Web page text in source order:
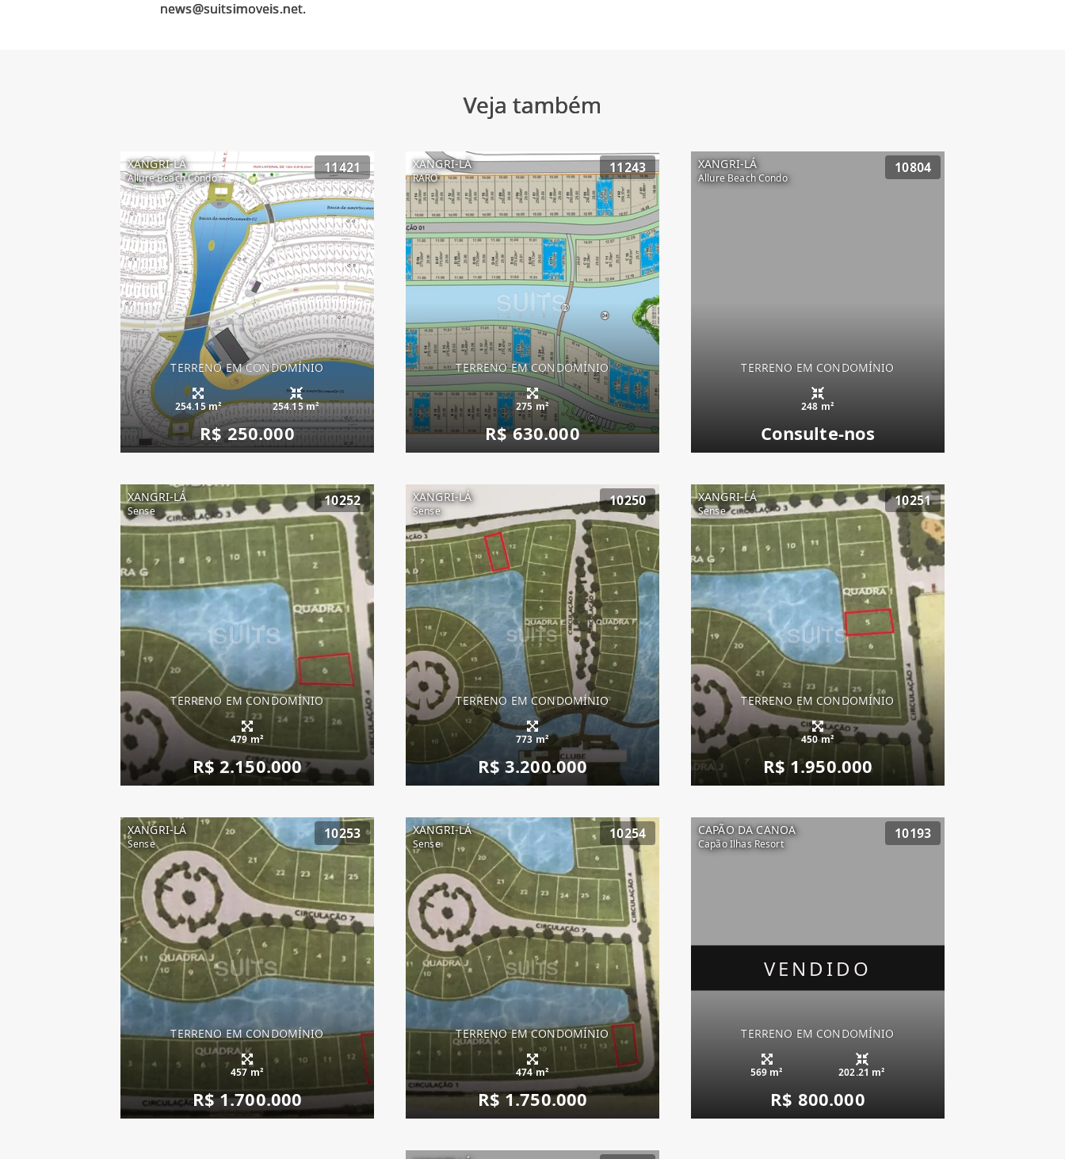
Veja também
XANGRI-LÁ
Allure Beach Condo
11421
TERRENO EM CONDOMÍNIO
254.15 m² 254.15 m²
R$ 250.000
XANGRI-LÁ
RARO
11243
TERRENO EM CONDOMÍNIO
275 m²
R$ 630.000
XANGRI-LÁ
Allure Beach Condo
10804
TERRENO EM CONDOMÍNIO
248 m²
Consulte-nos
XANGRI-LÁ
Sense
10252
TERRENO EM CONDOMÍNIO
479 m²
R$ 2.150.000
XANGRI-LÁ
Sense
10250
TERRENO EM CONDOMÍNIO
773 m²
R$ 3.200.000
XANGRI-LÁ
Sense
10251
TERRENO EM CONDOMÍNIO
450 m²
R$ 1.950.000
XANGRI-LÁ
Sense
10253
TERRENO EM CONDOMÍNIO
457 m²
R$ 1.700.000
XANGRI-LÁ
Sense
10254
TERRENO EM CONDOMÍNIO
474 m²
R$ 1.750.000
VENDIDO
CAPÃO DA CANOA
Capão Ilhas Resort
10193
TERRENO EM CONDOMÍNIO
569 m² 202.21 m²
R$ 800.000